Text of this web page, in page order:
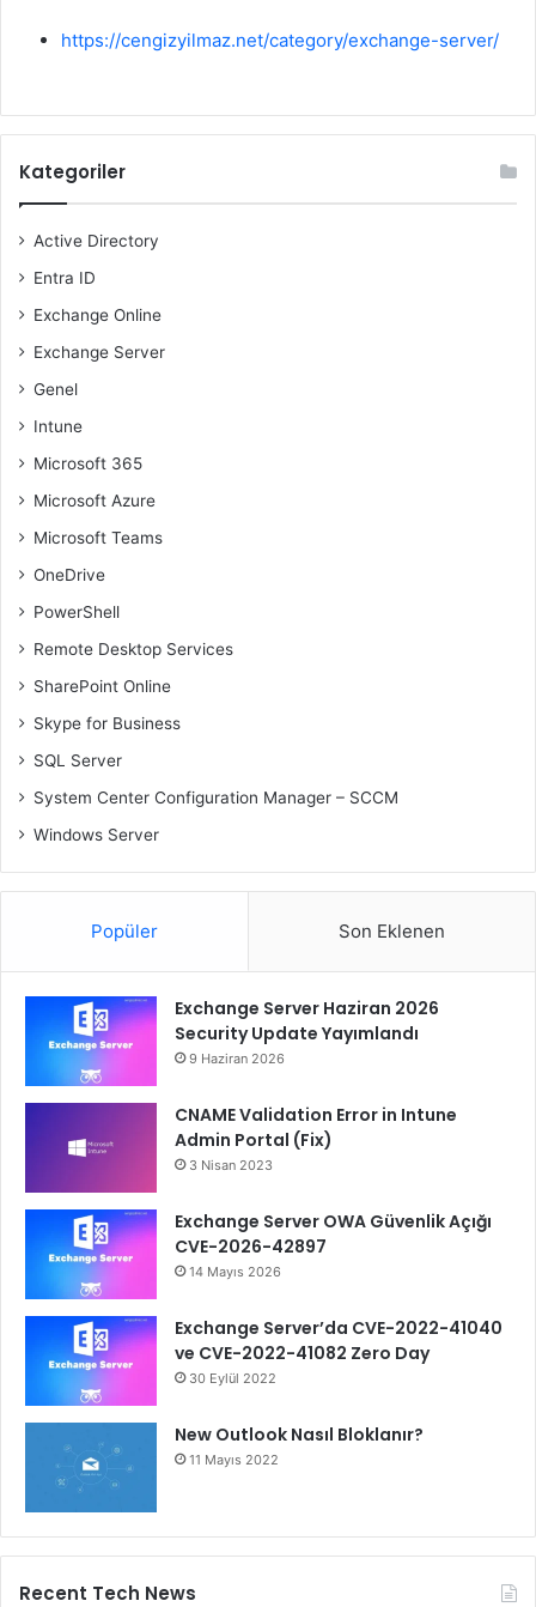
https://cengizyilmaz.net/category/exchange-server/
Kategoriler
Active Directory
Entra ID
Exchange Online
Exchange Server
Genel
Intune
Microsoft 365
Microsoft Azure
Microsoft Teams
OneDrive
PowerShell
Remote Desktop Services
SharePoint Online
Skype for Business
SQL Server
System Center Configuration Manager – SCCM
Windows Server
Popüler Son Eklenen
Exchange Server Haziran 2026
Security Update Yayımlandı
9 Haziran 2026
CNAME Validation Error in Intune
Admin Portal (Fix)
3 Nisan 2023
Exchange Server OWA Güvenlik Açığı
CVE-2026-42897
14 Mayıs 2026
Exchange Server’da CVE-2022-41040
ve CVE-2022-41082 Zero Day
30 Eylül 2022
New Outlook Nasıl Bloklanır?
11 Mayıs 2022
Recent Tech News